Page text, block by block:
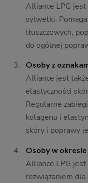
Alliance LPG
sylwetki.
tłuszczowych,
do ogólnej
Osoby z
Alliance jest
elastyczności
Regularne
kolagenu i
skóry i poprawy
Osoby w
Alliance LPG jest
rozwiązaniem dla